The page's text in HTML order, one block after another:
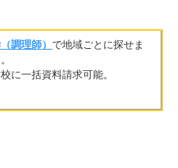
調理師）で地域ごとに探せま
に一括資料請求可能。